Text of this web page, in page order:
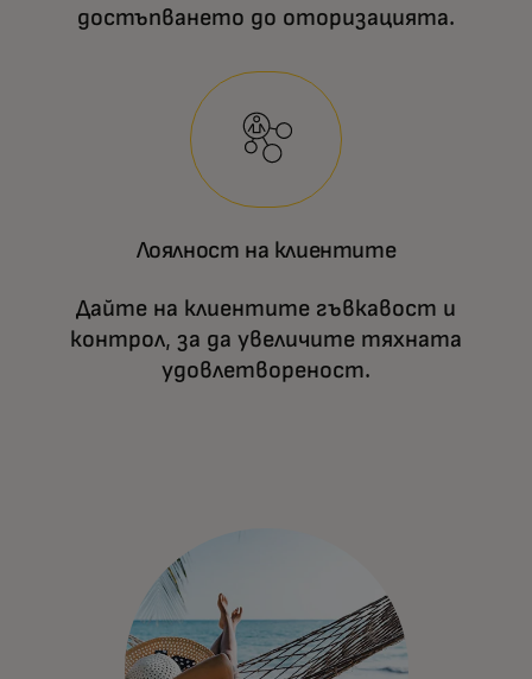
достъпването до оторизацията.
Лоялност на клиентите
Дайте на клиентите гъвкавост и
контрол, за да увеличите тяхната
удовлетвореност.